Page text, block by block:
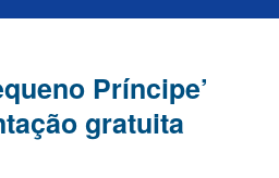
Príncipe’
gratuita